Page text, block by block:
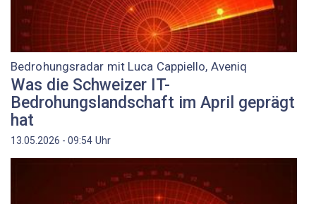
Bedrohungsradar mit Luca Cappiello, Aveniq
Was die Schweizer IT-
Bedrohungslandschaft im April geprägt
hat
13.05.2026 - 09:54 Uhr